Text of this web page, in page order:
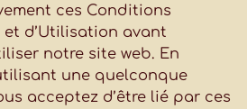
ces Conditions
et d’Utilisation avant
notre site web. En
une quelconque
acceptez d’être lié par ces